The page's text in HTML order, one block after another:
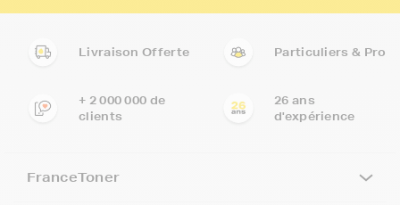
Livraison Offerte Particuliers & Pro
+ 2 000 000 de
clients
26 ans
d'expérience
FranceToner